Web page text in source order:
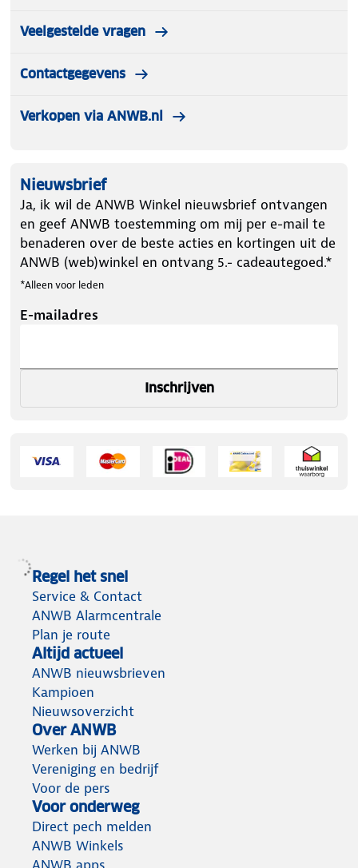
Veelgestelde vragen
Contactgegevens
Verkopen via ANWB.nl
Nieuwsbrief
Ja, ik wil de ANWB Winkel nieuwsbrief ontvangen
en geef ANWB toestemming om mij per e-mail te
benaderen over de beste acties en kortingen uit de
ANWB (web)winkel en ontvang 5.- cadeautegoed.*
*Alleen voor leden
E-mailadres
Inschrijven
Regel het snel
Service & Contact
ANWB Alarmcentrale
Plan je route
Altijd actueel
ANWB nieuwsbrieven
Kampioen
Nieuwsoverzicht
Over ANWB
Werken bij ANWB
Vereniging en bedrijf
Voor de pers
Voor onderweg
Direct pech melden
ANWB Winkels